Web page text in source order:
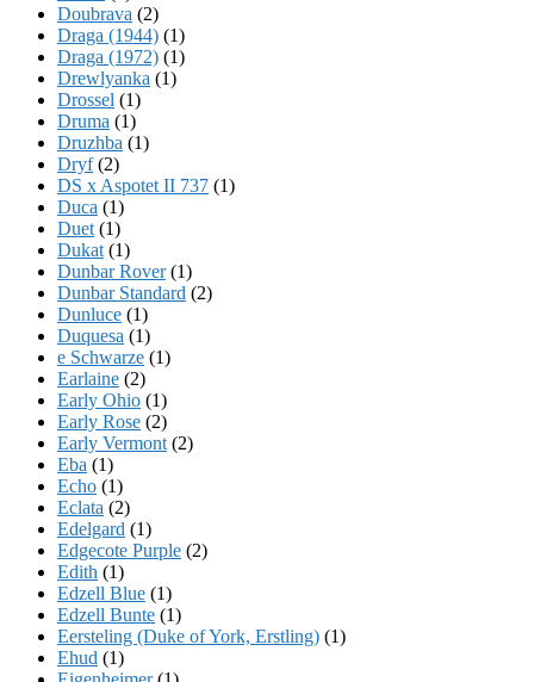
Doubrava (2)
Draga (1944) (1)
Draga (1972) (1)
Drewlyanka (1)
Drossel (1)
Druma (1)
Druzhba (1)
Dryf(2)
DS x Aspotet II 737 (1)
Duca (1)
Duet (1)
Dukat (1)
Dunbar Rover(1)
Dunbar Standard (2)
Dunluce (1)
Duquesa (1)
e Schwarze (1)
Earlaine (2)
Early Ohio (1)
Early Rose (2)
Early Vermont (2)
Eba (1)
Echo (1)
Eclata (2)
Edelgard (1)
Edgecote Purple (2)
Edith (1)
Edzell Blue (1)
Edzell Bunte (1)
Eersteling (Duke of York, Erstling) (1)
Ehud (1)